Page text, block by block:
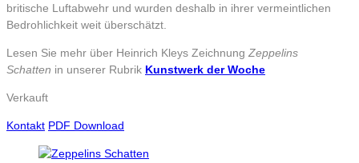
britische Luftabwehr und wurden deshalb in ihrer vermeintlichen
Bedrohlichkeit weit überschätzt.
Lesen Sie mehr über Heinrich Kleys Zeichnung Zeppelins
Schatten in unserer Rubrik Kunstwerk der Woche
Verkauft
Kontakt PDF Download